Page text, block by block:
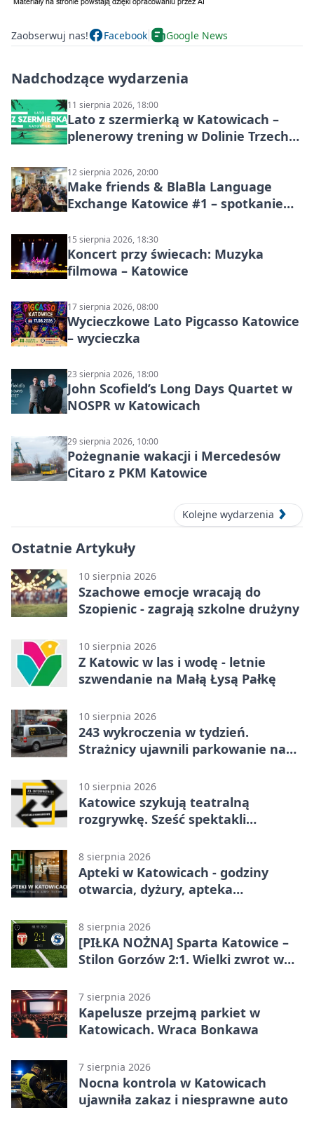
Zaobserwuj nas! Facebook Google News
Nadchodzące wydarzenia
11 sierpnia 2026, 18:00
Lato z szermierką w Katowicach –
plenerowy trening w Dolinie Trzech
12 sierpnia 2026, 20:00
Make friends & BlaBla Language
Exchange Katowice #1 – spotkanie
15 sierpnia 2026, 18:30
Koncert przy świecach: Muzyka
filmowa – Katowice
17 sierpnia 2026, 08:00
Wycieczkowe Lato Pigcasso Katowice
– wycieczka
23 sierpnia 2026, 18:00
John Scofield’s Long Days Quartet w
NOSPR w Katowicach
29 sierpnia 2026, 10:00
Pożegnanie wakacji i Mercedesów
Citaro z PKM Katowice
Kolejne wydarzenia
Ostatnie Artykuły
10 sierpnia 2026
Szachowe emocje wracają do
Szopienic - zagrają szkolne drużyny
10 sierpnia 2026
Z Katowic w las i wodę - letnie
szwendanie na Małą Łysą Pałkę
10 sierpnia 2026
243 wykroczenia w tydzień.
Strażnicy ujawnili parkowanie na
10 sierpnia 2026
Katowice szykują teatralną
rozgrywkę. Sześć spektakli
8 sierpnia 2026
Apteki w Katowicach - godziny
otwarcia, dyżury, apteka
8 sierpnia 2026
[PIŁKA NOŻNA] Sparta Katowice –
Stilon Gorzów 2:1. Wielki zwrot w
7 sierpnia 2026
Kapelusze przejmą parkiet w
Katowicach. Wraca Bonkawa
7 sierpnia 2026
Nocna kontrola w Katowicach
ujawniła zakaz i niesprawne auto